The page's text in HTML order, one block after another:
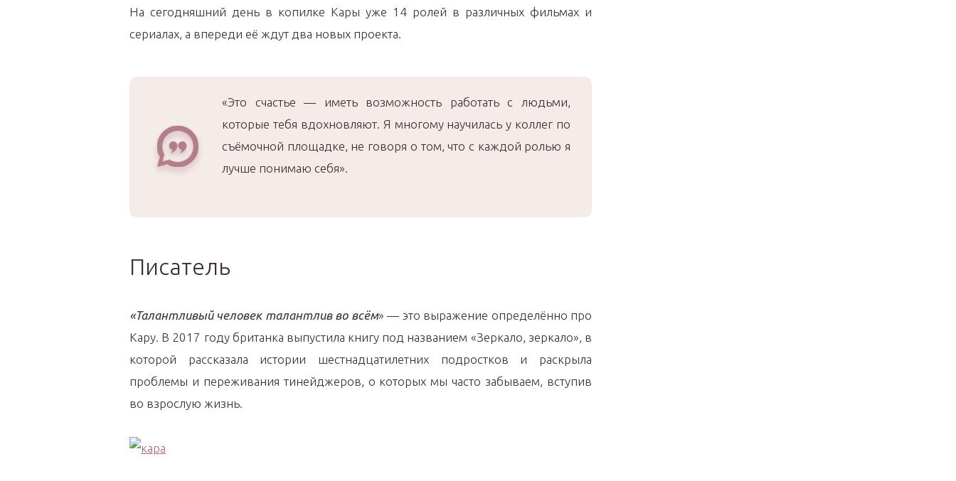
На сегодняшний день в копилке Кары уже 14 ролей в различных фильмах и
сериалах, а впереди её ждут два новых проекта.
«Это счастье — иметь возможность работать с людьми,
которые тебя вдохновляют. Я многому научилась у коллег по
съёмочной площадке, не говоря о том, что с каждой ролью я
лучше понимаю себя».
Писатель
«Талантливый человек талантлив во всём» — это выражение определённо про
Кару. В 2017 году британка выпустила книгу под названием «Зеркало, зеркало», в
которой рассказала истории шестнадцатилетних подростков и раскрыла
проблемы и переживания тинейджеров, о которых мы часто забываем, вступив
во взрослую жизнь.